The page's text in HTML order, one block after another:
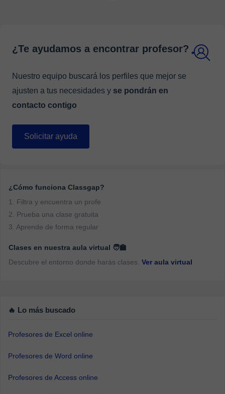
¿Te ayudamos a encontrar profesor?
Nuestro equipo buscará los perfiles que mejor se
ajusten a tus necesidades y se pondrán en
contacto contigo
Solicitar ayuda
¿Cómo funciona Classgap?
1. Filtra y encuentra un profe
2. Prueba una clase gratuita
3. Aprende de forma regular
Clases en nuestra aula virtual 🧑‍🏫
Descubre el entorno donde harás clases. Ver aula virtual
🔥 Lo más buscado
Profesores de Excel online
Profesores de Word online
Profesores de Access online